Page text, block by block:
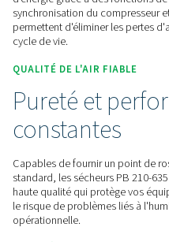
Accueil
Traitement De
Sécheurs D'air Comprimé
Economies
intelligentes
La gamme PB 210-635
d'énergie grâce à des